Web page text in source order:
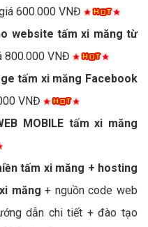
600.000 VNĐ
website tấm xi măng từ
800.000 VNĐ
tấm xi măng Facebook
VNĐ
MOBILE tấm xi măng
tấm xi măng + hosting
măng + nguồn code web
dẫn chi tiết + đào tạo